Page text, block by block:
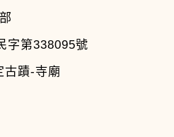
字第338095號
古蹟-寺廟